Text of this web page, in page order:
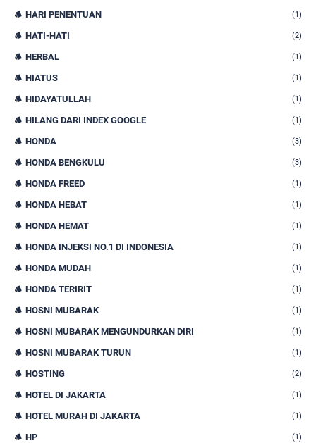
HARI PENENTUAN (1)
HATI-HATI (2)
HERBAL (1)
HIATUS (1)
HIDAYATULLAH (1)
HILANG DARI INDEX GOOGLE (1)
HONDA (3)
HONDA BENGKULU (3)
HONDA FREED (1)
HONDA HEBAT (1)
HONDA HEMAT (1)
HONDA INJEKSI NO.1 DI INDONESIA (1)
HONDA MUDAH (1)
HONDA TERIRIT (1)
HOSNI MUBARAK (1)
HOSNI MUBARAK MENGUNDURKAN DIRI (1)
HOSNI MUBARAK TURUN (1)
HOSTING (2)
HOTEL DI JAKARTA (1)
HOTEL MURAH DI JAKARTA (1)
HP (1)